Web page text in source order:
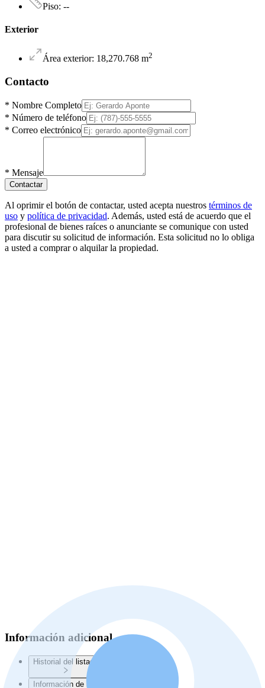
Piso: --
Exterior
Área exterior: 18,270.768 m2
Contacto
* Nombre Completo
* Número de teléfono
* Correo electrónico
* Mensaje
Contactar
Al oprimir el botón de contactar, usted acepta nuestros términos de
uso y política de privacidad. Además, usted está de acuerdo que el
profesional de bienes raíces o anunciante se comunique con usted
para discutir su solicitud de información. Esta solicitud no lo obliga
a usted a comprar o alquilar la propiedad.
Información adicional
Historial del listado
Información de la Junta de Planificación